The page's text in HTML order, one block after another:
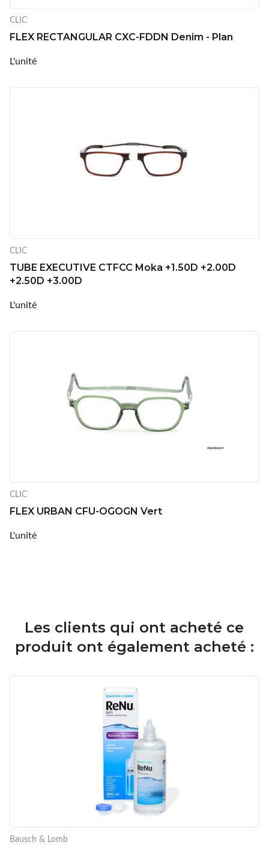
CLIC
FLEX RECTANGULAR CXC-FDDN Denim - Plan
L'unité
CLIC
TUBE EXECUTIVE CTFCC Moka +1.50D +2.00D
+2.50D +3.00D
L'unité
CLIC
FLEX URBAN CFU-OGOGN Vert
L'unité
Les clients qui ont acheté ce
produit ont également acheté :
Bausch & Lomb